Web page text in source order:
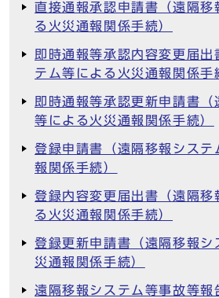
直接通報承認申請書（遠隔移
る火災通報関係手続）
即時通報等承認内容変更届出
テム等による火災通報関係手
即時通報等承認更新申請書（
等による火災通報関係手続）
登録申請書（遠隔移報システ
報関係手続）
登録内容変更届出書（遠隔移
る火災通報関係手続）
登録更新申請書（遠隔移報シ
災通報関係手続）
遠隔移報システム等事故等報